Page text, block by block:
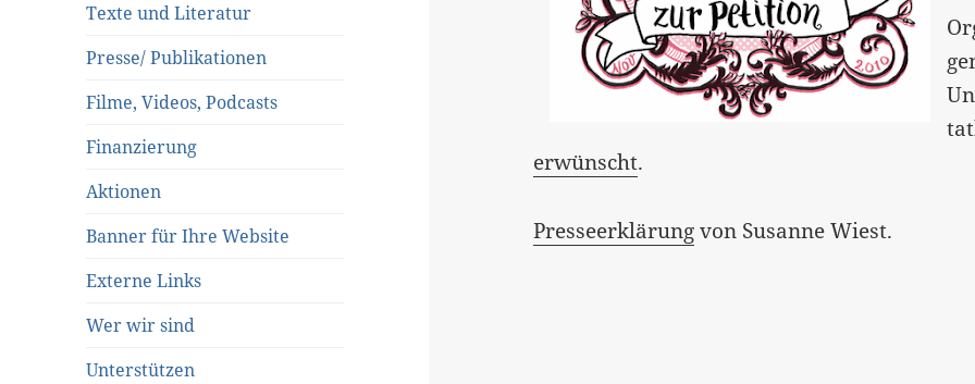
Texte und Literatur
Presse/ Publikationen
Filme, Videos, Podcasts
Finanzierung
Aktionen
Banner für Ihre Website
Externe Links
Wer wir sind
Unterstützen
erwünscht.
Presseerklärungvon Susanne Wiest.